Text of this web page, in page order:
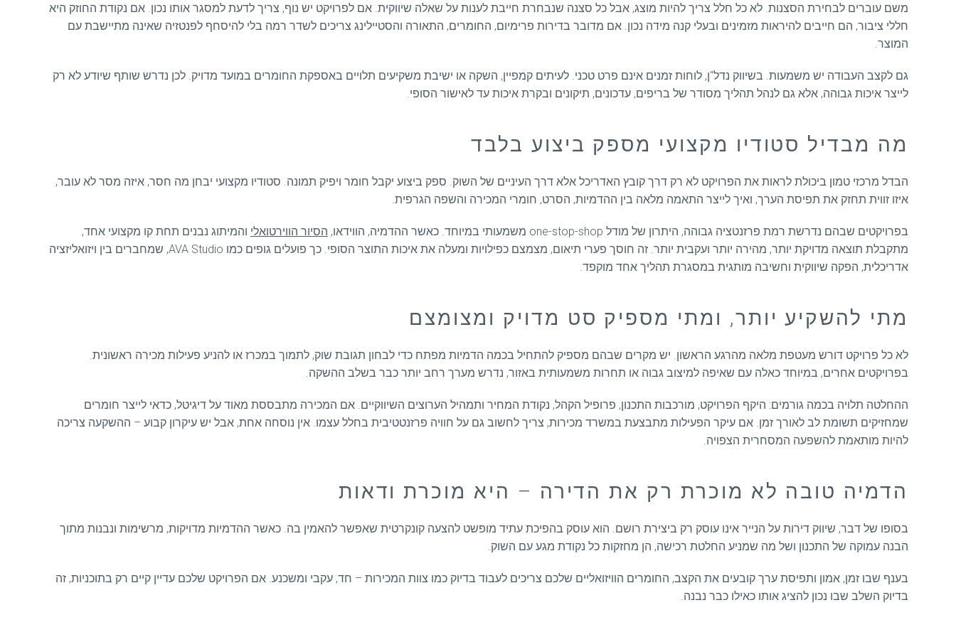
משם עוברים לבחירת הסצנות. לא כל חלל צריך להיות מוצג, אבל כל סצנה שנבחרת חייבת לענות על שאלה שיווקית. אם לפרויקט יש נוף, צריך לדעת למסגר אותו נכון. אם נקודת החוזק היא
חללי ציבור, הם חייבים להיראות מזמינים ובעלי קנה מידה נכון. אם מדובר בדירות פרימיום, החומרים, התאורה והסטיילינג צריכים לשדר רמה בלי להיסחף לפנטזיה שאינה מתיישבת עם
המוצר.
גם לקצב העבודה יש משמעות. בשיווק נדל"ן, לוחות זמנים אינם פרט טכני. לעיתים קמפיין, השקה או ישיבת משקיעים תלויים באספקת החומרים במועד מדויק. לכן נדרש שותף שיודע לא רק
לייצר איכות גבוהה, אלא גם לנהל תהליך מסודר של בריפים, עדכונים, תיקונים ובקרת איכות עד לאישור הסופי.
מה מבדיל סטודיו מקצועי מספק ביצוע בלבד
הבדל מרכזי טמון ביכולת לראות את הפרויקט לא רק דרך קובץ האדריכל אלא דרך העיניים של השוק. ספק ביצוע יקבל חומר ויפיק תמונה. סטודיו מקצועי יבחן מה חסר, איזה מסר לא עובר,
איזו זווית תחזק את תפיסת הערך, ואיך לייצר התאמה מלאה בין ההדמיות, הסרט, חומרי המכירה והשפה הגרפית.
בפרויקטים שבהם נדרשת רמת פרזנטציה גבוהה, היתרון של מודל one-stop-shop משמעותי במיוחד. כאשר ההדמיה, הווידאו, הסיור הווירטואלי והמיתוג נבנים תחת קו מקצועי אחד,
מתקבלת תוצאה מדויקת יותר, מהירה יותר ועקבית יותר. זה חוסך פערי תיאום, מצמצם כפילויות ומעלה את איכות התוצר הסופי. כך פועלים גופים כמו AVA Studio, שמחברים בין ויזואליזציה
אדריכלית, הפקה שיווקית וחשיבה מותגית במסגרת תהליך אחד מוקפד.
מתי להשקיע יותר, ומתי מספיק סט מדויק ומצומצם
לא כל פרויקט דורש מעטפת מלאה מהרגע הראשון. יש מקרים שבהם מספיק להתחיל בכמה הדמיות מפתח כדי לבחון תגובת שוק, לתמוך במכרז או להניע פעילות מכירה ראשונית.
בפרויקטים אחרים, במיוחד כאלה עם שאיפה למיצוב גבוה או תחרות משמעותית באזור, נדרש מערך רחב יותר כבר בשלב ההשקה.
ההחלטה תלויה בכמה גורמים: היקף הפרויקט, מורכבות התכנון, פרופיל הקהל, נקודת המחיר ותמהיל הערוצים השיווקיים. אם המכירה מתבססת מאוד על דיגיטל, כדאי לייצר חומרים
שמחזיקים תשומת לב לאורך זמן. אם עיקר הפעילות מתבצעת במשרד מכירות, צריך לחשוב גם על חוויה פרזנטטיבית בחלל עצמו. אין נוסחה אחת, אבל יש עיקרון קבוע – ההשקעה צריכה
להיות מותאמת להשפעה המסחרית הצפויה.
הדמיה טובה לא מוכרת רק את הדירה – היא מוכרת ודאות
בסופו של דבר, שיווק דירות על הנייר אינו עוסק רק ביצירת רושם. הוא עוסק בהפיכת עתיד מופשט להצעה קונקרטית שאפשר להאמין בה. כאשר ההדמיות מדויקות, מרשימות ונבנות מתוך
הבנה עמוקה של התכנון ושל מה שמניע החלטת רכישה, הן מחזקות כל נקודת מגע עם השוק.
בענף שבו זמן, אמון ותפיסת ערך קובעים את הקצב, החומרים הוויזואליים שלכם צריכים לעבוד בדיוק כמו צוות המכירות – חד, עקבי ומשכנע. אם הפרויקט שלכם עדיין קיים רק בתוכניות, זה
בדיוק השלב שבו נכון להציג אותו כאילו כבר נבנה.